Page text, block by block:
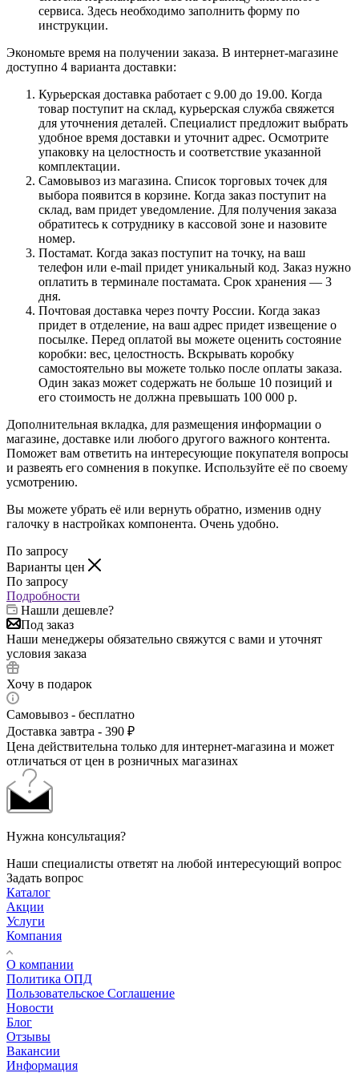
сервиса. Здесь необходимо заполнить форму по
инструкции.
Экономьте время на получении заказа. В интернет-магазине
доступно 4 варианта доставки:
Курьерская доставка работает с 9.00 до 19.00. Когда
товар поступит на склад, курьерская служба свяжется
для уточнения деталей. Специалист предложит выбрать
удобное время доставки и уточнит адрес. Осмотрите
упаковку на целостность и соответствие указанной
комплектации.
Самовывоз из магазина. Список торговых точек для
выбора появится в корзине. Когда заказ поступит на
склад, вам придет уведомление. Для получения заказа
обратитесь к сотруднику в кассовой зоне и назовите
номер.
Постамат. Когда заказ поступит на точку, на ваш
телефон или e-mail придет уникальный код. Заказ нужно
оплатить в терминале постамата. Срок хранения — 3
дня.
Почтовая доставка через почту России. Когда заказ
придет в отделение, на ваш адрес придет извещение о
посылке. Перед оплатой вы можете оценить состояние
коробки: вес, целостность. Вскрывать коробку
самостоятельно вы можете только после оплаты заказа.
Один заказ может содержать не больше 10 позиций и
его стоимость не должна превышать 100 000 р.
Дополнительная вкладка, для размещения информации о
магазине, доставке или любого другого важного контента.
Поможет вам ответить на интересующие покупателя вопросы
и развеять его сомнения в покупке. Используйте её по своему
усмотрению.
Вы можете убрать её или вернуть обратно, изменив одну
галочку в настройках компонента. Очень удобно.
По запросу
Варианты цен
По запросу
Подробности
Нашли дешевле?
Под заказ
Наши менеджеры обязательно свяжутся с вами и уточнят
условия заказа
Хочу в подарок
Самовывоз - бесплатно
Доставка завтра - 390 ₽
Цена действительна только для интернет-магазина и может
отличаться от цен в розничных магазинах
Нужна консультация?
Наши специалисты ответят на любой интересующий вопрос
Задать вопрос
Каталог
Акции
Услуги
Компания
О компании
Политика ОПД
Пользовательское Соглашение
Новости
Блог
Отзывы
Вакансии
Информация